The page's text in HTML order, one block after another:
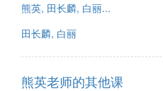
熊英, 田长麟, 白丽...
田长麟, 白丽
熊英老师的其他课